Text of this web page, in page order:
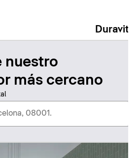
Duravit
nuestro
más cercano